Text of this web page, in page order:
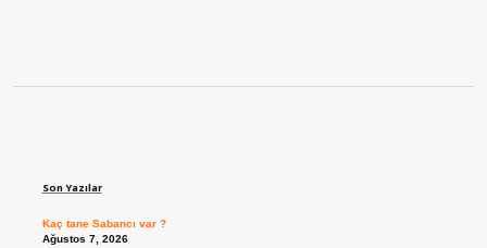
Son Yazılar
Kaç tane Sabancı var ?
Ağustos 7, 2026